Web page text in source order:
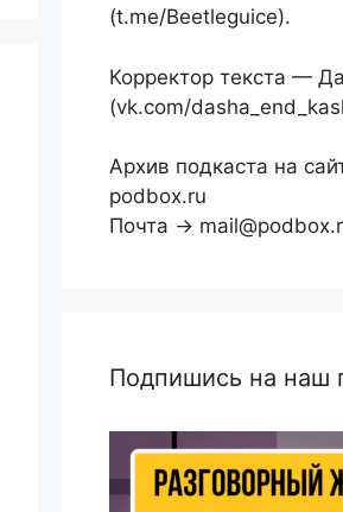
(t.me/Beetleguice).
Корректор текста —
(vk.com/
Архив подкаста на
podbox.ru
Почта →
Подпишись на наш